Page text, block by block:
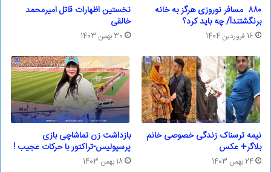
۸۸۰ مسافر نوروزی هرگز به خانه
برنگشتند!/ چه باید کرد؟
16 فروردین 1404
نخستین اظهارات قاتل امیرمحمد
خالقی
30 بهمن 1403
نیمه ترسناک زندگی‌ خصوصی خانم
بلاگر+ عکس
24 بهمن 1403
بازداشت زن تماشاچی بازی
پرسپولیس-تراکتور با ‌حرکات عجیب !
18 بهمن 1403